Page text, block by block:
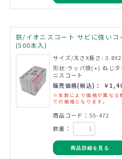
鉄/イオニスコート サビに強い
(500本入)
サイズ/太さX長さ:
形状:ラッパ頭(+) ねじ
ニスコート
販売価格(税込)： ￥
※本数により価格が異なる
での価格となります。
商品コード：55-472
数量：
商品詳細を見る